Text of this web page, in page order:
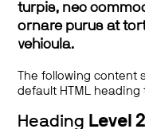
turpis, nec
ornare purus at
vehicula.
The following
default HTML heading
Heading Level 2